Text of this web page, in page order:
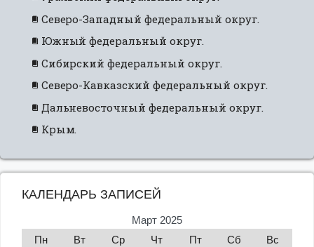
Северо-Западный федеральный округ.
Южный федеральный округ.
Сибирский федеральный округ.
Северо-Кавказский федеральный округ.
Дальневосточный федеральный округ.
Крым.
КАЛЕНДАРЬ ЗАПИСЕЙ
Март 2025
Пн
Вт Ср Чт Пт Сб
Вс